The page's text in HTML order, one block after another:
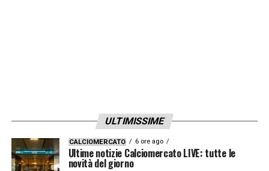
ULTIMISSIME
CALCIOMERCATO 6 ore ago
Ultime notizie Calciomercato LIVE: tutte le
novità del giorno